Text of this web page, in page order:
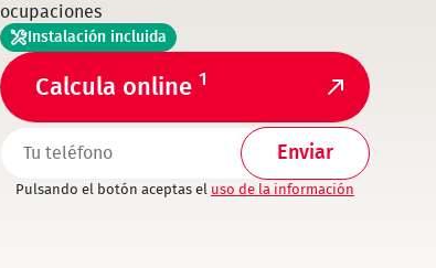
ocupaciones
Instalación incluida
Calcula online 1
Pulsando el botón aceptas el uso de la información